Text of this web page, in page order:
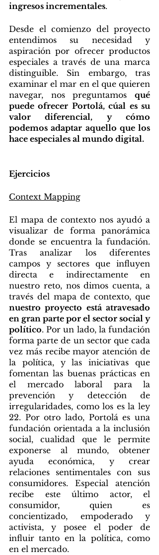
ingresos incrementales.
Desde el comienzo del proyecto
entendimos su necesidad y
aspiración por ofrecer productos
especiales a través de una marca
distinguible. Sin embargo, tras
examinar el mar en el que quieren
navegar, nos preguntamos qué
puede ofrecer Portolá, cúal es su
valor diferencial, y cómo
podemos adaptar aquello que los
hace especiales al mundo digital.
Ejercicios
Context Mapping
El mapa de contexto nos ayudó a
visualizar de forma panorámica
donde se encuentra la fundación.
Tras analizar los diferentes
campos y sectores que influyen
directa e indirectamente en
nuestro reto, nos dimos cuenta, a
nuestro proyecto está atravesado
en gran parte por el sector social y
político. Por un lado, la fundación
forma parte de un sector que cada
vez más recibe mayor atención de
la política, y las iniciativas que
fomentan las buenas prácticas en
el mercado laboral para la
prevención y detección de
irregularidades, como los es la ley
22. Por otro lado, Portolá es una
fundación orientada a la inclusión
social, cualidad que le permite
exponerse al mundo, obtener
ayuda económica, y crear
relaciones sentimentales con sus
consumidores. Especial atención
recibe este último actor, el
consumidor, quien es
concientizado, empoderado y
activista, y posee el poder de
influir tanto en la política, como
en el mercado.